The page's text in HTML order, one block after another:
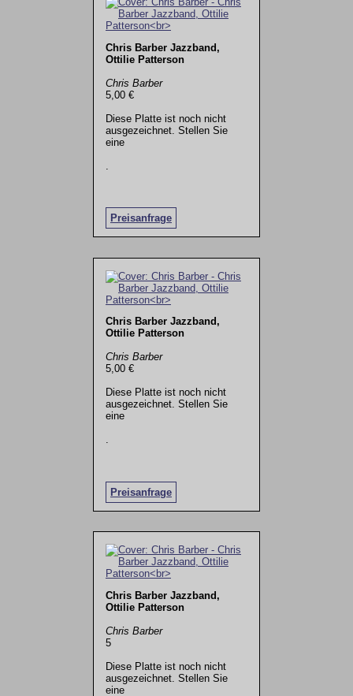
Chris Barber Jazzband,
Ottilie Patterson
Chris Barber
5,00 €
Diese Platte ist noch nicht
ausgezeichnet. Stellen Sie
eine
Preisanfrage
Chris Barber Jazzband,
Ottilie Patterson
Chris Barber
5,00 €
Diese Platte ist noch nicht
ausgezeichnet. Stellen Sie
eine
Preisanfrage
.
Chris Barber Jazzband,
Ottilie Patterson
Chris Barber
5
Diese Platte ist noch nicht
ausgezeichnet. Stellen Sie
eine